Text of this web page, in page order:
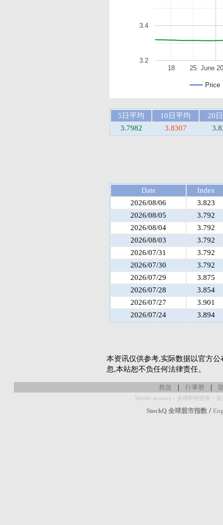
Price
June
18 25
3.2
3.4
5日平均 10日平均
20
3.7982
3.8307
Date
Index
2026/08/06
3.823
2026/08/05
3.792
2026/08/04
3.792
2026/08/03
3.792
2026/07/31
3.792
2026/07/30
3.792
2026/07/29
3.875
2026/07/28
3.854
2026/07/27
3.901
2026/07/24
3.894
本资讯仅供参考,实际数据以官方
忽,本站恕不负任何法律责任。
救急 | 行事曆 |
Wordle answers - 全球即时疫情 -
StockQ 全球股市指数 /